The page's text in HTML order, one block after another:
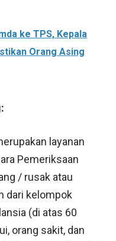
ke TPS, Kepala
Orang Asing
layanan
Pemeriksaan
/ rusak atau
dari kelompok
(di atas 60
orang sakit, dan